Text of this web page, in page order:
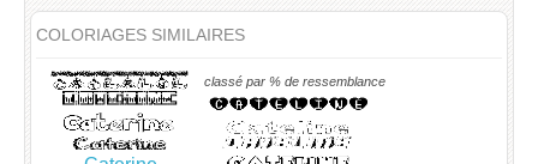
COLORIAGES SIMILAIRES
classé par % de ressemblance